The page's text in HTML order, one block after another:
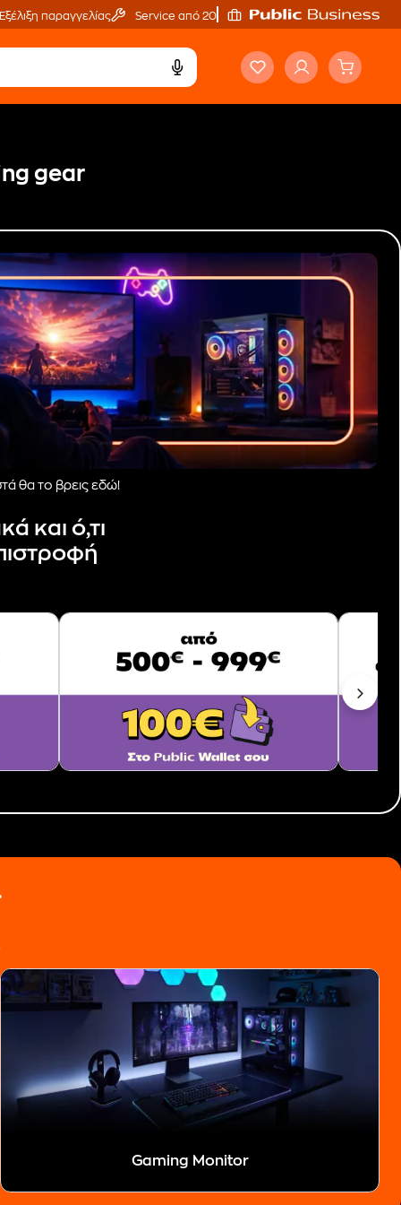
Εξέλιξη παραγγελίας Service από 20'
gear
θα το βρεις εδώ!
και ό,τι
Gaming Monitor